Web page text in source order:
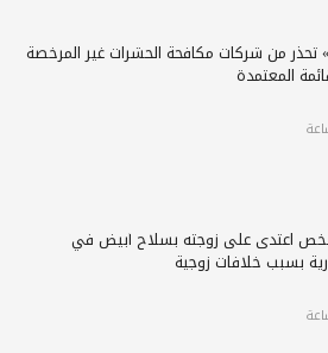
تحذر من شركات مكافحة الحشرات غير المرخصة
المعتمدة
اعتدى على زوجته بسلاح أبيض في
بسبب خلافات زوجية